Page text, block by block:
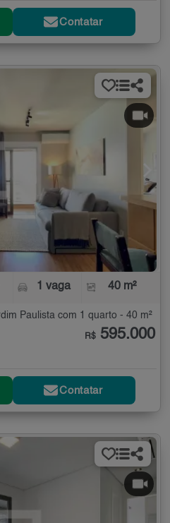
Contatar
1 vaga 40 m²
Paulista com 1 quarto - 40 m²
R$ 595.000
Contatar